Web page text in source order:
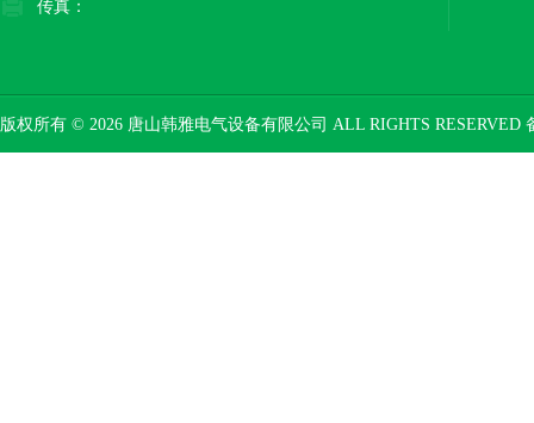
传真：
版权所有 © 2026 唐山韩雅电气设备有限公司 ALL RIGHTS RESERVED